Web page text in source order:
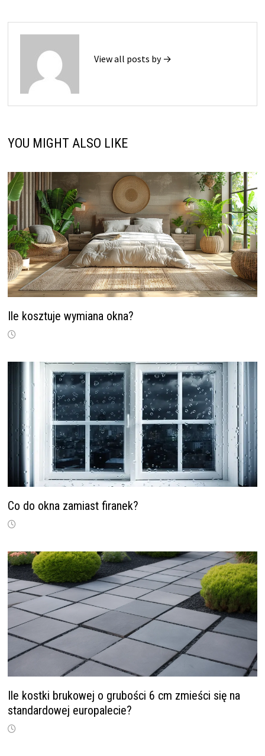
View all posts by →
YOU MIGHT ALSO LIKE
Ile kosztuje wymiana okna?
Co do okna zamiast firanek?
Ile kostki brukowej o grubości 6 cm zmieści się na
standardowej europalecie?